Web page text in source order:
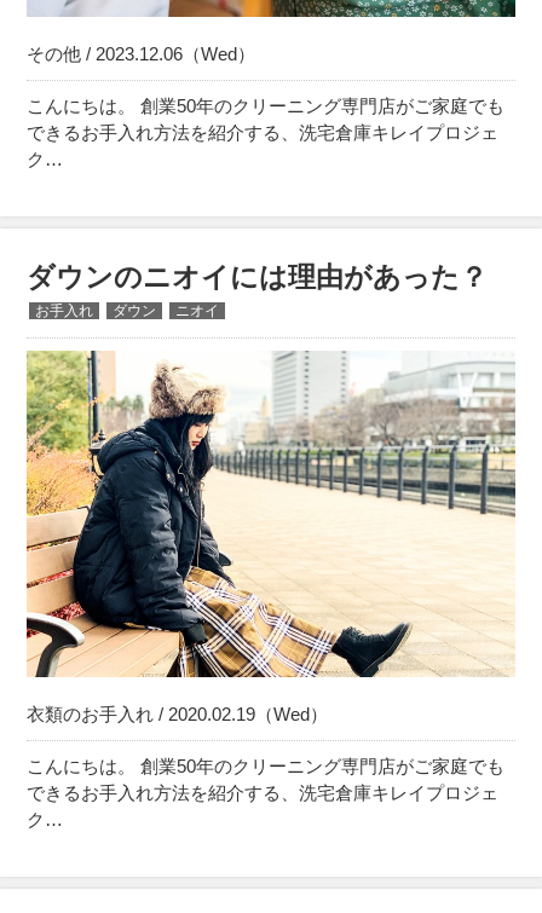
その他 / 2023.12.06（Wed）
こんにちは。 創業50年のクリーニング専門店がご家庭でも
できるお手入れ方法を紹介する、洗宅倉庫キレイプロジェ
ク…
ダウンのニオイには理由があった？
お手入れ ダウン ニオイ
衣類のお手入れ / 2020.02.19（Wed）
こんにちは。 創業50年のクリーニング専門店がご家庭でも
できるお手入れ方法を紹介する、洗宅倉庫キレイプロジェ
ク…